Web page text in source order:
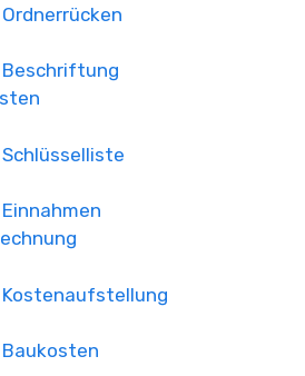
Beschriftung
Kostenaufstellung
Baukosten